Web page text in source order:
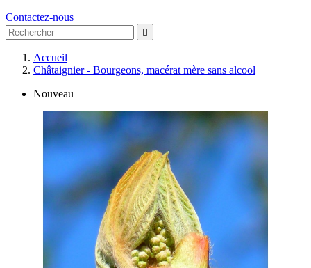
Contactez-nous

Accueil
Châtaignier - Bourgeons, macérat mère sans alcool
Nouveau